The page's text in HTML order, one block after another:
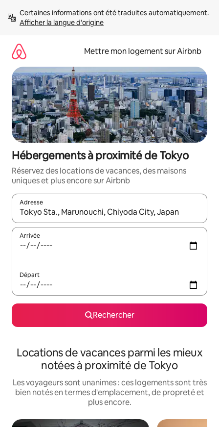
directement
Afficher la langue d'origine
Mettre mon logement sur Airbnb
Hébergements à proximité de Tokyo
Réservez des locations de vacances, des maisons
uniques et plus encore sur Airbnb
Adresse
Lorsque les résultats s'affichent, utilisez les flèches vers le
Arrivée
Départ
Rechercher
Locations de vacances parmi les mieux
notées à proximité de Tokyo
Les voyageurs sont unanimes : ces logements sont très
bien notés en termes d'emplacement, de propreté et
plus encore.